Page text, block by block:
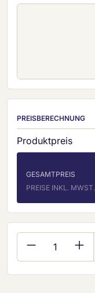
PREISBERECHNUNG
Produktpreis
GESAMTPREIS
PREISE INKL.
Produkt